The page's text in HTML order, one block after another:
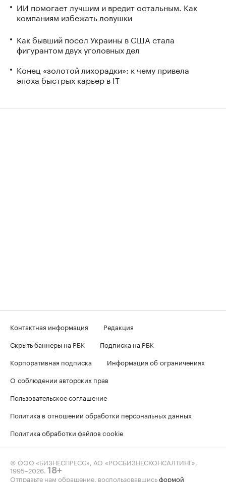
ИИ помогает лучшим и вредит остальным. Как
компаниям избежать ловушки
Как бывший посол Украины в США стала
фигурантом двух уголовных дел
Конец «золотой лихорадки»: к чему привела
эпоха быстрых карьер в IT
Контактная информация
Редакция
Скрыть баннеры на РБК
Подписка на РБК
Корпоративная подписка
Информация об ограничениях
О соблюдении авторских прав
Пользовательское соглашение
Политика в отношении обработки персональных данных
Политика обработки файлов cookie
© ООО «БИЗНЕСПРЕСС», АО «РОСБИЗНЕСКОНСАЛТИНГ»,
1995–2026 18+
Отправьте нам обращение, воспользовавшисьформой